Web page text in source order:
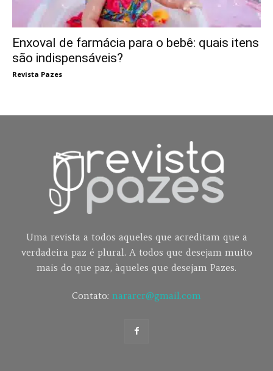
Enxoval de farmácia para o bebê: quais itens
são indispensáveis?
Revista Pazes
Uma revista a todos aqueles que acreditam que a
verdadeira paz é plural. A todos que desejam muito
mais do que paz, àqueles que desejam Pazes.
Contato: nararcr@gmail.com